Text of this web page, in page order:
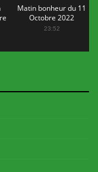
Matin bonheur du 11
Octobre 2022
23:52